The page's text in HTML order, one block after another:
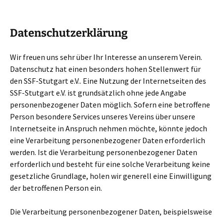
Datenschutzerklärung
Wir freuen uns sehr über Ihr Interesse an unserem Verein.
Datenschutz hat einen besonders hohen Stellenwert für
den SSF-Stutgart e.V.. Eine Nutzung der Internetseiten des
SSF-Stutgart e.V. ist grundsätzlich ohne jede Angabe
personenbezogener Daten möglich. Sofern eine betroffene
Person besondere Services unseres Vereins über unsere
Internetseite in Anspruch nehmen möchte, könnte jedoch
eine Verarbeitung personenbezogener Daten erforderlich
werden. Ist die Verarbeitung personenbezogener Daten
erforderlich und besteht für eine solche Verarbeitung keine
gesetzliche Grundlage, holen wir generell eine Einwilligung
der betroffenen Person ein.
Die Verarbeitung personenbezogener Daten, beispielsweise